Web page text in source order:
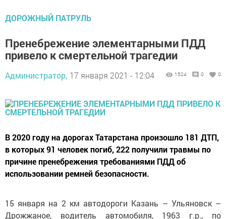
ДОРОЖНЫЙ ПАТРУЛЬ
Пренебрежение элементарными ПДД
привело к смертельной трагедии
Администратор, 17 января 2021 - 12:04 1524 0 0
В 2020 году на дорогах Татарстана произошло 181 ДТП,
в которых 91 человек погиб, 222 получили травмы по
причине пренебрежения требованиями ПДД об
использовании ремней безопасности.
15 января на 2 км автодороги Казань – Ульяновск –
Дрожжаное, водитель автомобиля, 1963 г.р., по